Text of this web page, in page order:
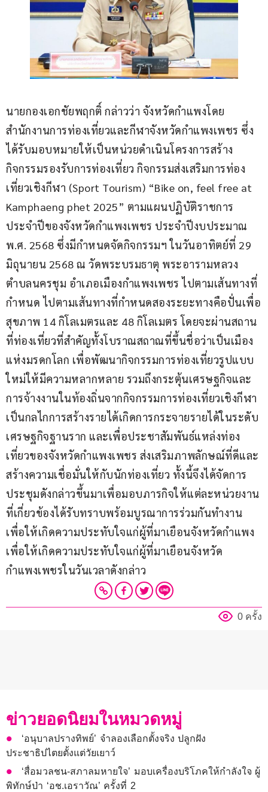
นายกองเอกชัยพฤกติ์ กล่าวว่า จังหวัดกำแพงโดย
สำนักงานการท่องเที่ยวและกีฬาจังหวัดกำแพงเพชร ซึ่ง
ได้รับมอบหมายให้เป็นหน่วยดำเนินโครงการสร้าง
กิจกรรมรองรับการท่องเที่ยว กิจกรรมส่งเสริมการท่อง
เที่ยวเชิงกีฬา (Sport Tourism) “Bike on, feel free at
Kamphaeng phet 2025” ตามแผนปฏิบัติราชการ
ประจำปีของจังหวัดกำแพงเพชร ประจำปีงบประมาณ
พ.ศ. 2568 ซึ่งมีกำหนดจัดกิจกรรมฯ ในวันอาทิตย์ที่ 29
มิถุนายน 2568 ณ วัดพระบรมธาตุ พระอารามหลวง
ตำบลนครชุม อำเภอเมืองกำแพงเพชร ไปตามเส้นทางที่
กำหนด ไปตามเส้นทางที่กำหนดสองระยะทางคือปั่นเพื่อ
สุขภาพ 14 กิโลเมตรและ 48 กิโลเมตร โดยจะผ่านสถาน
ที่ท่องเที่ยวที่สำคัญทั้งโบราณสถาณที่ขึ้นชื่อว่าเป็นเมือง
แห่งมรดกโลก เพื่อพัฒนากิจกรรมการท่องเที่ยวรูปแบบ
ใหม่ให้มีความหลากหลาย รวมถึงกระตุ้นเศรษฐกิจและ
การจ้างงานในท้องถิ่นจากกิจกรรมการท่องเที่ยวเชิงกีฬา
เป็นกลไกการสร้างรายได้เกิดการกระจายรายได้ในระดับ
เศรษฐกิจฐานราก และเพื่อประชาสัมพันธ์แหล่งท่อง
เที่ยวของจังหวัดกำแพงเพชร ส่งเสริมภาพลักษณ์ที่ดีและ
สร้างความเชื่อมั่นให้กับนักท่องเที่ยว ทั้งนี้จึงได้จัดการ
ประชุมดังกล่าวขึ้นมาเพื่อมอบภารกิจให้แต่ละหน่วยงาน
ที่เกี่ยวข้องได้รับทราบพร้อมบูรณาการร่วมกันทำงาน
เพื่อให้เกิดความประทับใจแก่ผู้ที่มาเยือนจังหวัดกำแพง
เพื่อให้เกิดความประทับใจแก่ผู้ที่มาเยือนจังหวัด
กำแพงเพชรในวันเวลาดังกล่าว
0 ครั้ง
ข่าวยอดนิยมในหมวดหมู่
‘อนุบาลปรางทิพย์’ จำลองเลือกตั้งจริง ปลูกฝัง
ประชาธิปไตยตั้งแต่วัยเยาว์
‘สื่อมวลชน-สภาลมหายใจ’ มอบเครื่องบริโภคให้กำลังใจ ผู้
พิทักษ์ป่า ‘อช.เอราวัณ’ ครั้งที่ 2